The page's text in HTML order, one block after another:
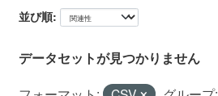
並び順
データセットが見つかりません